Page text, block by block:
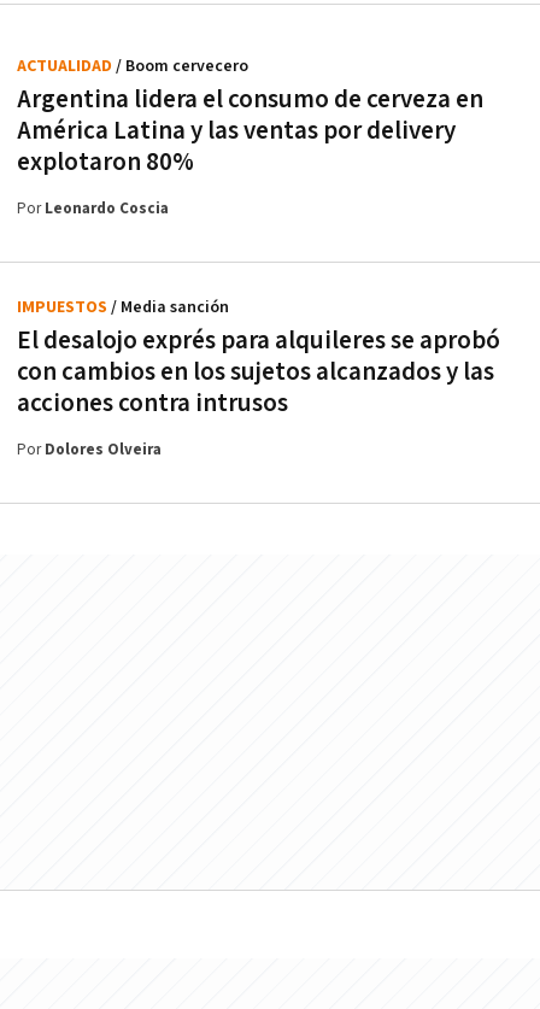
Argentina lidera el consumo de cerveza en
América Latina y las ventas por delivery
explotaron 80%
ACTUALIDAD / Boom cervecero
PorLeonardo Coscia
El desalojo exprés para alquileres se aprobó
con cambios en los sujetos alcanzados y las
acciones contra intrusos
IMPUESTOS / Media sanción
PorDolores Olveira